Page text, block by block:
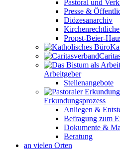
Pastoral und
Presse &
Diözesanarchiv
Propst-Beier-
Arbeitgeber
Stellenangebote
Erkundungsprozess
Anliegen &
Befragung zum
Dokumente &
Beratung
an vielen Orten